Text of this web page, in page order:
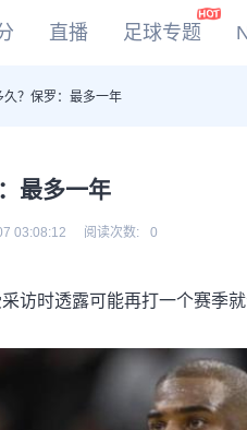
欧冠
德甲
NBA
NCAA
直播 足球专题
久？保罗：最多一年
最多一年
03:08:12 阅读次数: 0
访时透露可能再打一个赛季就